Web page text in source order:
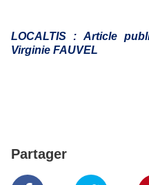
LOCALTIS : Article
Virginie FAUVEL
Partager